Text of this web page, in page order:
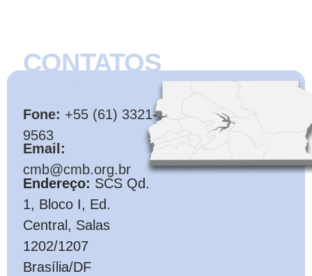
CONTATOS
Fone: +55 (61) 3321-
9563
Email:
cmb@cmb.org.br
Endereço: SCS Qd.
1, Bloco I, Ed.
Central, Salas
1202/1207
Brasília/DF